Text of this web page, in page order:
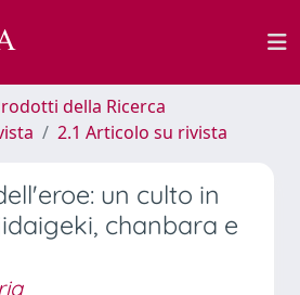
della Ricerca
2.1 Articolo su rivista
un culto in
chanbara e